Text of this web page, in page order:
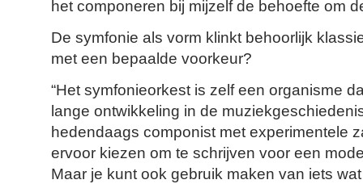
het componeren bij mijzelf de behoefte om
De symfonie als vorm klinkt behoorlijk
met een bepaalde voorkeur?
“Het symfonieorkest is zelf een organisme
lange ontwikkeling in de
hedendaags componist met experimentele
ervoor kiezen om te schrijven voor een
Maar je kunt ook gebruik maken van iets